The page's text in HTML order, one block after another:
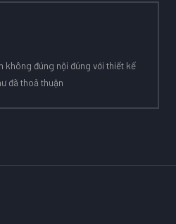
không đúng nội đúng với thiết kế
đã thoả thuận